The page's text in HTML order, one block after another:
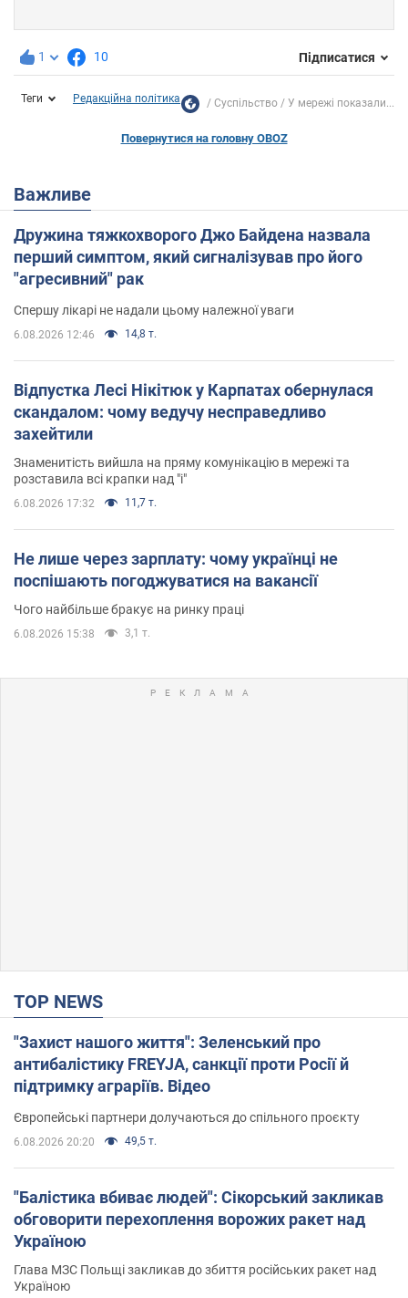
1 10 Підписатися
Теги Редакційна політика Суспільство У мережі показали...
Повернутися на головну OBOZ
Важливе
Дружина тяжкохворого Джо Байдена назвала
перший симптом, який сигналізував про його
"агресивний" рак
Спершу лікарі не надали цьому належної уваги
6.08.2026 12:46 14,8 т.
Відпустка Лесі Нікітюк у Карпатах обернулася
скандалом: чому ведучу несправедливо
захейтили
Знаменитість вийшла на пряму комунікацію в мережі та
розставила всі крапки над "і"
6.08.2026 17:32 11,7 т.
Не лише через зарплату: чому українці не
поспішають погоджуватися на вакансії
Чого найбільше бракує на ринку праці
6.08.2026 15:38 3,1 т.
TOP NEWS
"Захист нашого життя": Зеленський про
антибалістику FREYJA, санкції проти Росії й
підтримку аграріїв. Відео
Європейські партнери долучаються до спільного проєкту
6.08.2026 20:20 49,5 т.
"Балістика вбиває людей": Сікорський закликав
обговорити перехоплення ворожих ракет над
Україною
Глава МЗС Польщі закликав до збиття російських ракет над
Україною